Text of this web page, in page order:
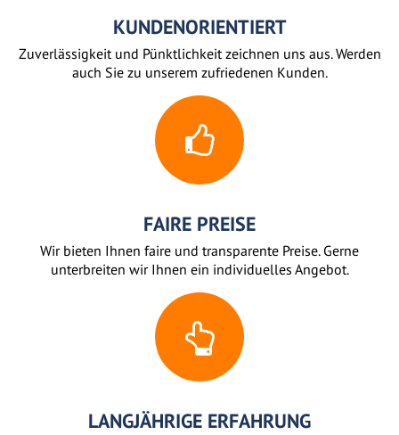
KUNDENORIENTIERT
Zuverlässigkeit und Pünktlichkeit zeichnen uns aus. Werden
auch Sie zu unserem zufriedenen Kunden.
FAIRE PREISE
Wir bieten Ihnen faire und transparente Preise. Gerne
unterbreiten wir Ihnen ein individuelles Angebot.
LANGJÄHRIGE ERFAHRUNG